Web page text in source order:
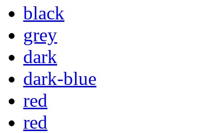
black
grey
dark
dark-blue
red
red